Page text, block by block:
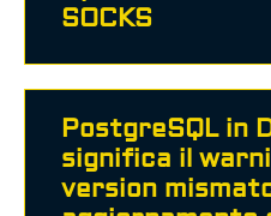
SOCKS
PostgreSQL in
significa il
version